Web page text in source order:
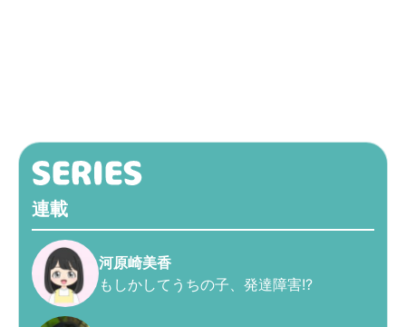
連載
河原崎美香
もしかしてうちの子、発達障害!?